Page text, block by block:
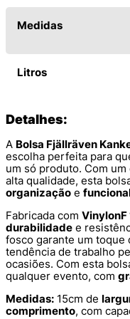
Medidas
Litros
Detalhes:
A Bolsa Fjällräven
escolha perfeita para
um só produto. Com
alta qualidade, esta
organização e
Fabricada com VinylonF
durabilidade e
fosco garante um toque
tendência de trabalho
ocasiões. Com esta
qualquer evento, com
Medidas: 15cm de
comprimento, com